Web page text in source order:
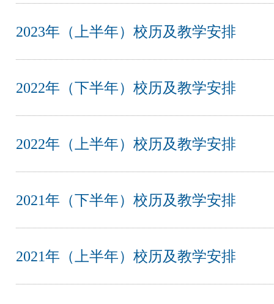
2023年（上半年）校历及教学安排
2022年（下半年）校历及教学安排
2022年（上半年）校历及教学安排
2021年（下半年）校历及教学安排
2021年（上半年）校历及教学安排